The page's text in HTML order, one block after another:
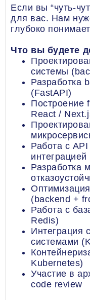
Если вы “чуть-
для вас. Нам
глубоко
Что вы будете
системы
Разработка
(FastAPI)
Построение
React /
Работа с
Разработка
(backend +
Работа с
Redis)
Интеграция
системами
Kubernetes)
Участие в
code review